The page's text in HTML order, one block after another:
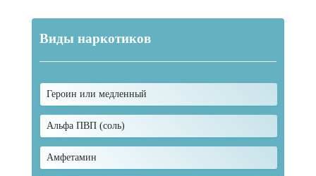
Виды наркотиков
Героин или медленный
Альфа ПВП (соль)
Амфетамин